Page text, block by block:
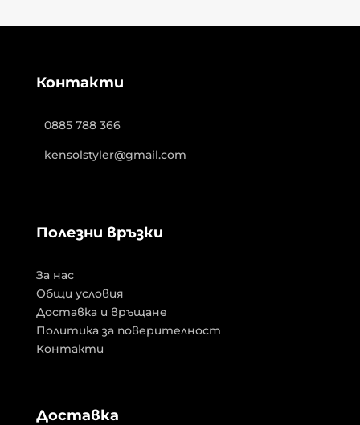
Контакти
0885 788 366
kensolstyler@gmail.com
Полезни връзки
За нас
Общи условия
Доставка и връщане
Политика за поверителност
Контакти
Доставка